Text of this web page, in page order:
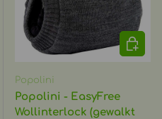
AUSWÄHLEN
Popolini
Popolini - EasyFree
Wollinterlock (gewalkt